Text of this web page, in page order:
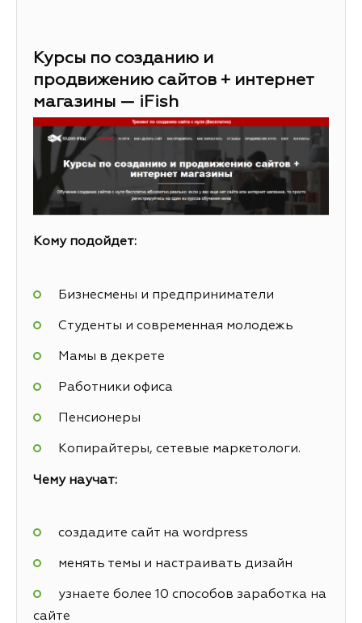
Курсы по созданию и
продвижению сайтов + интернет
магазины — iFish
Кому подойдет:
Бизнесмены и предприниматели
Студенты и современная молодежь
Мамы в декрете
Работники офиса
Пенсионеры
Копирайтеры, сетевые маркетологи.
Чему научат:
создадите сайт на wordpress
менять темы и настраивать дизайн
узнаете более 10 способов заработка на
сайте